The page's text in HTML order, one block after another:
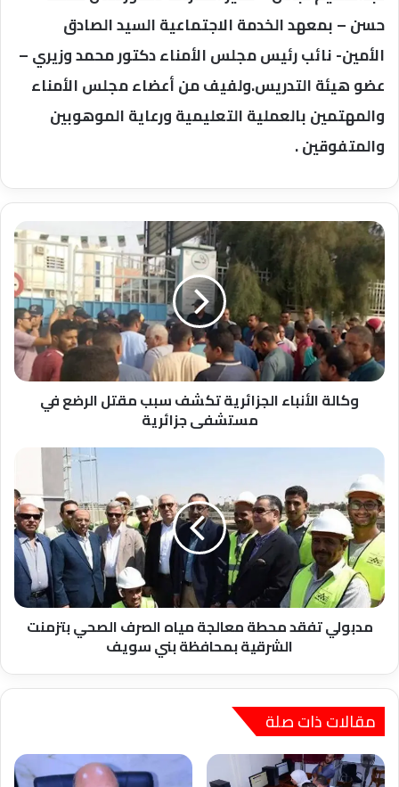
حسن – بمعهد الخدمة الاجتماعية السيد الصادق
الأمين- نائب رئيس مجلس الأمناء دكتور محمد وزيري –
عضو هيئة التدريس.ولفيف من أعضاء مجلس الأمناء
والمهتمين بالعملية التعليمية ورعاية الموهوبين
والمتفوقين .
وكالة
الأنباء
الجزائرية
تكشف
سبب
مقتل
الرضع
في
مستشفى
جزائريةوكالة الأنباء الجزائرية تكشف سبب مقتل الرضع في
مستشفى جزائرية
مدبولي
تفقد
محطة
معالجة
مياه
الصرف
الصحي
بتزمنت
الشرقية
بمحافظة
مدبولي تفقد محطة معالجة مياه الصرف الصحي بتزمنت
الشرقية بمحافظة بني سويف
مقالات ذات صلة